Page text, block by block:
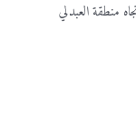
منطقة العبدلي